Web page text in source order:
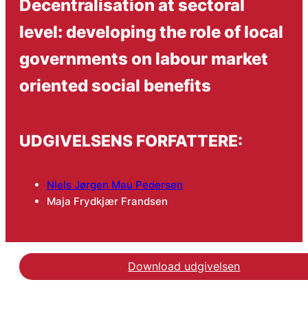
Decentralisation at sectoral
level: developing the role of local
governments on labour market
oriented social benefits
UDGIVELSENS FORFATTERE:
Niels Jørgen Mau Pedersen
Maja Frydkjær Frandsen
Download udgivelsen